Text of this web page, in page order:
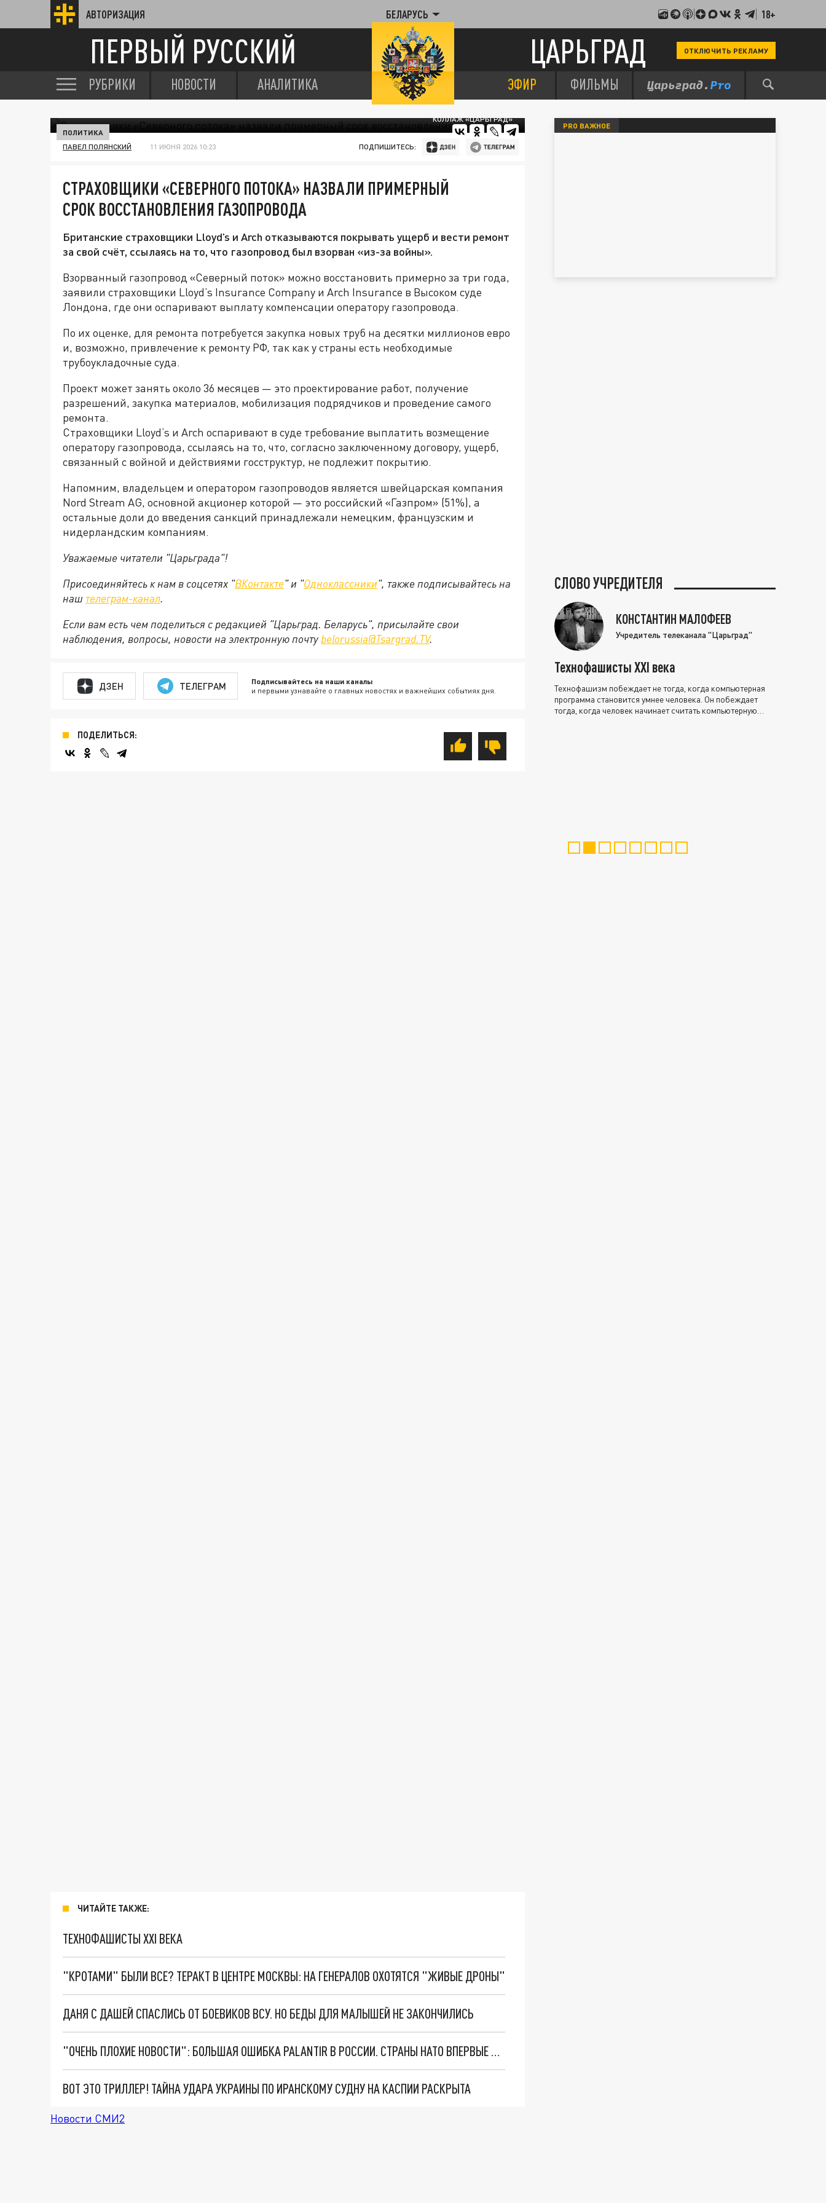
АВТОРИЗАЦИЯ БЕЛАРУСЬ 18+
ПЕРВЫЙ РУССКИЙ ЦАРЬГРАД ОТКЛЮЧИТЬ РЕКЛАМУ
РУБРИКИ НОВОСТИ АНАЛИТИКА ЭФИР ФИЛЬМЫ
КОЛЛАЖ «ЦАРЬГРАД»
ПОЛИТИКА
ПАВЕЛ ПОЛЯНСКИЙ 11 ИЮНЯ 2026 10:23 ПОДПИШИТЕСЬ:
СТРАХОВЩИКИ «СЕВЕРНОГО ПОТОКА» НАЗВАЛИ ПРИМЕРНЫЙ
СРОК ВОССТАНОВЛЕНИЯ ГАЗОПРОВОДА
Британские страховщики Lloyd’s и Arch отказываются покрывать ущерб и вести ремонт
за свой счёт, ссылаясь на то, что газопровод был взорван «из-за войны».
Взорванный газопровод «Северный поток» можно восстановить примерно за три года,
заявили страховщики Lloyd’s Insurance Company и Arch Insurance в Высоком суде
Лондона, где они оспаривают выплату компенсации оператору газопровода.
По их оценке, для ремонта потребуется закупка новых труб на десятки миллионов евро
и, возможно, привлечение к ремонту РФ, так как у страны есть необходимые
трубоукладочные суда.
Проект может занять около 36 месяцев — это проектирование работ, получение
разрешений, закупка материалов, мобилизация подрядчиков и проведение самого
ремонта.
Страховщики Lloyd’s и Arch оспаривают в суде требование выплатить возмещение
оператору газопровода, ссылаясь на то, что, согласно заключенному договору, ущерб,
связанный с войной и действиями госструктур, не подлежит покрытию.
Напомним, владельцем и оператором газопроводов является швейцарская компания
Nord Stream AG, основной акционер которой — это российский «Газпром» (51%), а
остальные доли до введения санкций принадлежали немецким, французским и
нидерландским компаниям.
Уважаемые читатели "Царьграда"!
Присоединяйтесь к нам в соцсетях "ВКонтакте" и "Одноклассники", также подписывайтесь на
наш телеграм-канал.
Если вам есть чем поделиться с редакцией "Царьград. Беларусь", присылайте свои
наблюдения, вопросы, новости на электронную почту belorussia@Tsargrad.TV.
ДЗЕН ТЕЛЕГРАМ Подписывайтесь на наши каналы
и первыми узнавайте о главных новостях и важнейших событиях дня.
ПОДЕЛИТЬСЯ:
ЧИТАЙТЕ ТАКЖЕ:
ТЕХНОФАШИСТЫ XXI ВЕКА
"КРОТАМИ" БЫЛИ ВСЕ? ТЕРАКТ В ЦЕНТРЕ МОСКВЫ: НА ГЕНЕРАЛОВ ОХОТЯТСЯ "ЖИВЫЕ ДРОНЫ"
ДАНЯ С ДАШЕЙ СПАСЛИСЬ ОТ БОЕВИКОВ ВСУ. НО БЕДЫ ДЛЯ МАЛЫШЕЙ НЕ ЗАКОНЧИЛИСЬ
"ОЧЕНЬ ПЛОХИЕ НОВОСТИ": БОЛЬШАЯ ОШИБКА PALANTIR В РОССИИ. СТРАНЫ НАТО ВПЕРВЫЕ ЗА СВО ОСТАНОВИЛИ ПОСТАВКИ ОРУЖИЯ. ВСУ ТЕРЯЮТ ПРИГРАНИЧЬЕ?
ВОТ ЭТО ТРИЛЛЕР! ТАЙНА УДАРА УКРАИНЫ ПО ИРАНСКОМУ СУДНУ НА КАСПИИ РАСКРЫТА
Новости СМИ2
PRO ВАЖНОЕ
СЛОВО УЧРЕДИТЕЛЯ
КОНСТАНТИН МАЛОФЕЕВ
Учредитель телеканала "Царьград"
Технофашисты XXI века
Технофашизм побеждает не тогда, когда компьютерная
программа становится умнее человека. Он побеждает
тогда, когда человек начинает считать компьютерную